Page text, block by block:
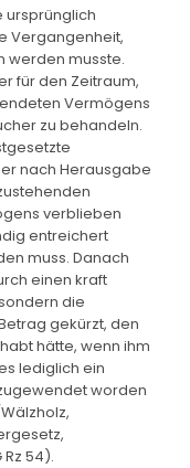
ursprünglich
Vergangenheit,
werden musste.
für den Zeitraum,
Vermögens
zu behandeln.
nach Herausgabe
verblieben
entreichert
muss. Danach
einen kraft
die
gekürzt, den
hätte, wenn ihm
lediglich ein
worden
54).